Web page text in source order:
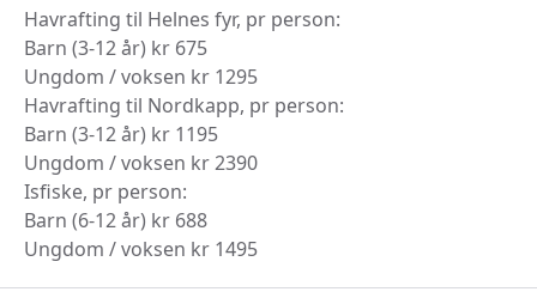
Havrafting til Helnes fyr, pr person:
Barn (3-12 år) kr 675
Ungdom / voksen kr 1295
Havrafting til Nordkapp, pr person:
Barn (3-12 år) kr 1195
Ungdom / voksen kr 2390
Isfiske, pr person:
Barn (6-12 år) kr 688
Ungdom / voksen kr 1495